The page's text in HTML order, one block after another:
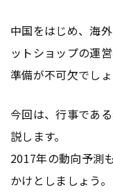
中国をはじめ、海
ットショップの運
準備が不可欠でしょ
今回は、行事であ
説します。
2017年の動向予測
かけとしましょう。